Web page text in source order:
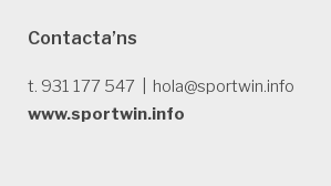
Contacta’ns
t. 931 177 547 | hola@sportwin.info
www.sportwin.info